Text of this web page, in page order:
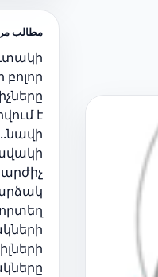
مطالب
է
նավի...